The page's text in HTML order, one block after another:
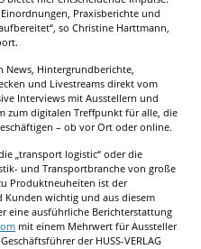
Praxisberichte und
so Christine Harttmann,
News, Hintergrundberichte,
und Livestreams direkt vom
Interviews mit Ausstellern und
zum digitalen Treffpunkt für alle, die
– ob vor Ort oder online.
„transport logistic“ oder die
und Transportbranche von große
Produktneuheiten ist der
Kunden wichtig und aus diesem
eine ausführliche Berichterstattung
mit einem Mehrwert für Aussteller
der HUSS-VERLAG